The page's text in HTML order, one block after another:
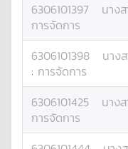
6306101397 นาง
การจัดการ
6306101398 นาง
: การจัดการ
6306101425 นาง
การจัดการ